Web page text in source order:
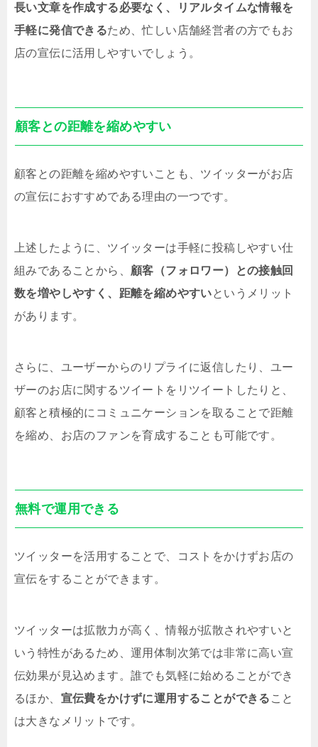
長い文章を作成する必要なく、リアルタイムな情報を
手軽に発信できるため、忙しい店舗経営者の方でもお
店の宣伝に活用しやすいでしょう。
顧客との距離を縮めやすい
顧客との距離を縮めやすいことも、ツイッターがお店
の宣伝におすすめである理由の一つです。
上述したように、ツイッターは手軽に投稿しやすい仕
組みであることから、 顧客（フォロワー）との接触回
数を増やしやすく、距離を縮めやすいというメリット
があります。
さらに、ユーザーからのリプライに返信したり、ユー
ザーのお店に関するツイートをリツイートしたりと、
顧客と積極的にコミュニケーションを取ることで距離
を縮め、お店のファンを育成することも可能です。
無料で運用できる
ツイッターを活用することで、コストをかけずお店の
宣伝をすることができます。
ツイッターは拡散力が高く、情報が拡散されやすいと
いう特性があるため、運用体制次第では非常に高い宣
伝効果が見込めます。誰でも気軽に始めることができ
るほか、 宣伝費をかけずに運用することができる こと
は大きなメリットです。